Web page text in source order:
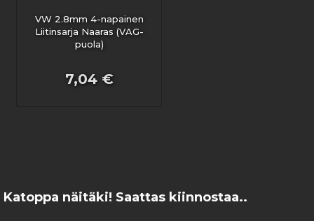
VW 2.8mm 4-napainen
Liitinsarja Naaras (VAG-
puola)
7,04 €
Katoppa näitäki! Saattas kiinnostaa..